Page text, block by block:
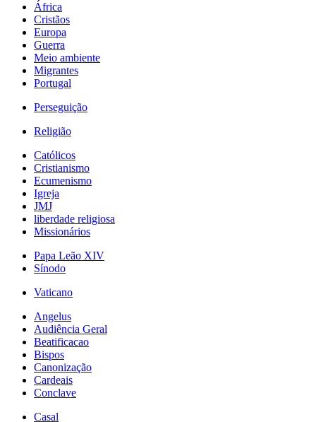
África
Cristãos
Europa
Guerra
Meio ambiente
Migrantes
Portugal
Perseguição
Religião
Católicos
Cristianismo
Ecumenismo
Igreja
JMJ
liberdade religiosa
Missionários
Papa Leão XIV
Sínodo
Vaticano
Angelus
Audiência Geral
Beatificacao
Bispos
Canonização
Cardeais
Conclave
Casal